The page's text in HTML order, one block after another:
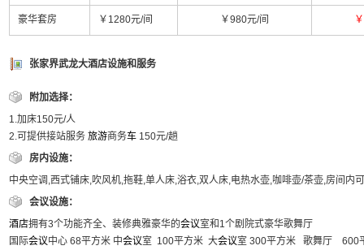
豪华套房 ￥1280元/间 ￥980元/间
张家界武龙大酒店设施和服务
附加选择：
1.加床150元/人
2.可提供接站服务 旅游商务车 150元/趟
房内设施：
中央空调,西式铺床,吹风机,拖鞋,单人床,浴衣,双人床,电热水壶,咖啡壶/茶壶,房间内
会议设施：
酒店拥有3个功能齐全、装修典雅豪华的会议室和1个剧院式豪华歌舞厅
国际会议中心 68平方米 中会议室 100平方米 大会议室 300平方米 歌舞厅 600